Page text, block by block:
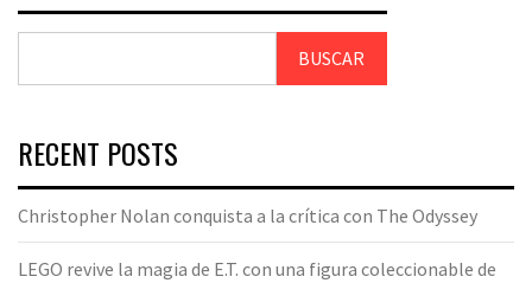
BUSCAR
RECENT POSTS
Christopher Nolan conquista a la crítica con The Odyssey
LEGO revive la magia de E.T. con una figura coleccionable de